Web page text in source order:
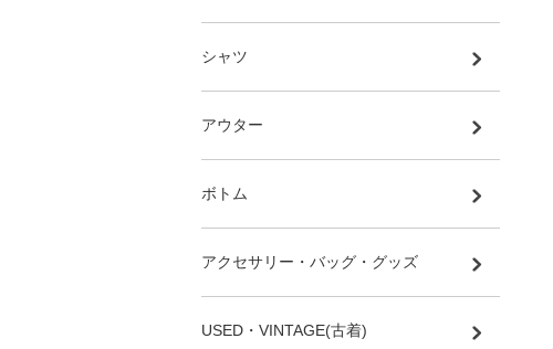
シャツ
アウター
ボトム
アクセサリー・バッグ・グッズ
USED・VINTAGE(古着)